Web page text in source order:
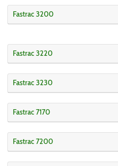
Fastrac 3200
Fastrac 3220
Fastrac 3230
Fastrac 7170
Fastrac 7200